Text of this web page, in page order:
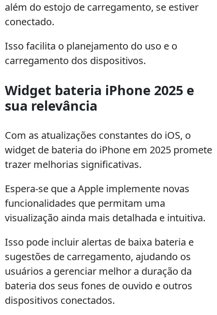
além do estojo de carregamento, se estiver
conectado.
Isso facilita o planejamento do uso e o
carregamento dos dispositivos.
Widget bateria iPhone 2025 e
sua relevância
Com as atualizações constantes do iOS, o
widget de bateria do iPhone em 2025 promete
trazer melhorias significativas.
Espera-se que a Apple implemente novas
funcionalidades que permitam uma
visualização ainda mais detalhada e intuitiva.
Isso pode incluir alertas de baixa bateria e
sugestões de carregamento, ajudando os
usuários a gerenciar melhor a duração da
bateria dos seus fones de ouvido e outros
dispositivos conectados.